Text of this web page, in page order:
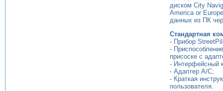
диском City
America or
данных из ПК
Стандартная
- Прибор
-
присоске с
- Интерфейсный
- Адаптер A/C;
- Краткая
пользователя.